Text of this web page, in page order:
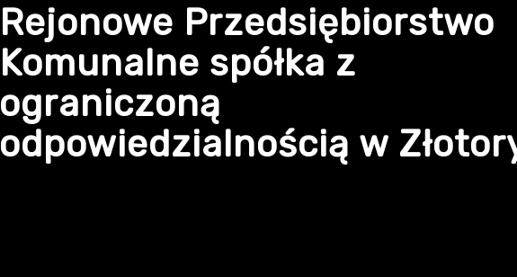
Rejonowe Przedsiębiorstwo
Komunalne spółka z
ograniczoną
odpowiedzialnością w